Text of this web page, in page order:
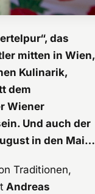
das
mitten in Wien,
Kulinarik,
dem
Wiener
Und auch der
in den Mai…
Traditionen,
Andreas